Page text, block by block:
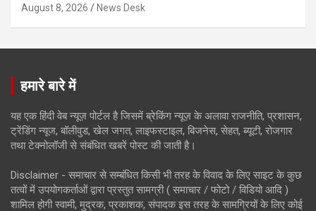
August 8, 2026 News Desk
हमारे बारे में
यह एक हिंदी वेब न्यूज़ पोर्टल है जिसमें ब्रेकिंग न्यूज़ के अलावा राजनीति, प्रशासन,
ट्रेंडिंग न्यूज, बॉलीवुड, खेल जगत, लाइफस्टाइल, बिजनेस, सेहत, ब्यूटी, रोजगार
तथा टेक्नोलॉजी से संबंधित खबरें पोस्ट की जाती है।
Disclaimer - समाचार से सम्बंधित किसी भी तरह के विवाद के लिए साइट के कुछ
तत्वों में उपयोगकर्ताओं द्वारा प्रस्तुत सामग्री ( समाचार / फोटो / विडियो आदि )
शामिल होगी स्वामी, मुद्रक, प्रकाशक, संपादक इस तरह के सामग्रियों के लिए कोई